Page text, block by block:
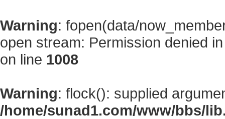
Warning: fopen(data/
open stream: Permission denied
on line 1008
Warning: flock(): supplied
/home/sunad1.com/www/bbs/